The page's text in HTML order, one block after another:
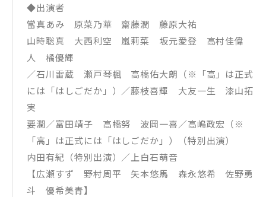
◆出演者
當真あみ 原菜乃華 齋藤潤 藤原大祐
山時聡真 大西利空 嵐莉菜 坂元愛登 高村佳偉
人 橘優輝
／石川雷蔵 瀬⼾琴楓 高橋佑大朗（※「高」は正式
には「はしごだか」）／藤枝喜輝 大友一生 漆山拓
実
要潤／富田靖子 高橋努 波岡一喜／高嶋政宏（※
「高」は正式には「はしごだか」）（特別出演）
内田有紀（特別出演）／上白石萌音
【広瀬すず 野村周平 矢本悠馬 森永悠希 佐野勇
斗 優希美青】